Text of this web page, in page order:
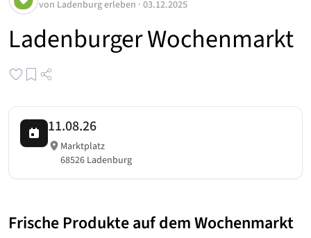
Ladenburger Wochenmarkt
von Ladenburg erleben · 03.12.2025
11.08.26
Marktplatz
68526 Ladenburg
Frische Produkte auf dem Wochenmarkt